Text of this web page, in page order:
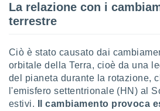
cookie
sito
il
dei
La relazione con i
terrestre
Ciò è stato causato dai
orbitale della Terra, cioè da una
del pianeta durante la rotazione,
l'emisfero settentrionale (HN) al
estivi. Il cambiamento provoca